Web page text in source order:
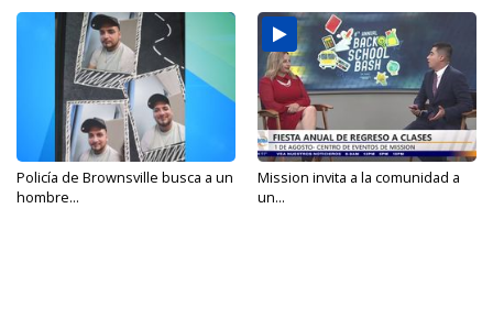
Policía de Brownsville busca a un
hombre...
Mission invita a la comunidad a
un...